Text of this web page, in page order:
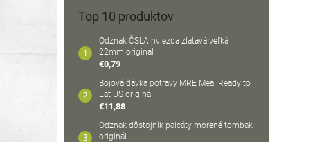
Top 10 produktov
Odznak ČSLA hviezda zlatavá veľká
22mm originál
€0,79
Bojová dávka potravy MRE Meal Ready to
Eat US originál
€11,88
Odznak dôstojník palcáty morené tombak
originál